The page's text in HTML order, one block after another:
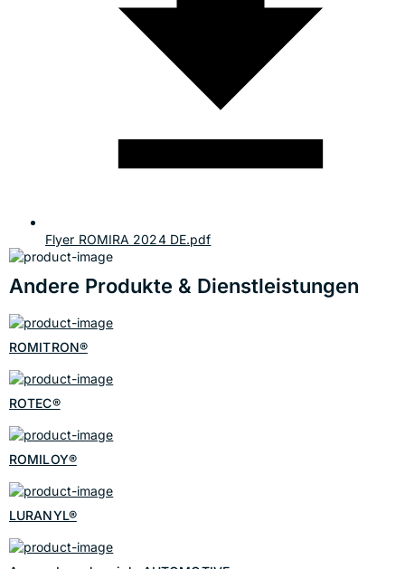
Flyer ROMIRA 2024 DE.pdf
Andere Produkte & Dienstleistungen
ROMITRON®
ROTEC®
ROMILOY®
LURANYL®